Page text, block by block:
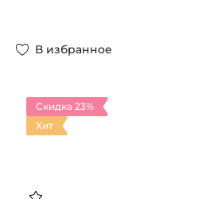
В избранное
Скидка 23%
Хит